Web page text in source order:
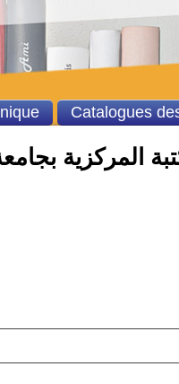
المركزية
Catalogues